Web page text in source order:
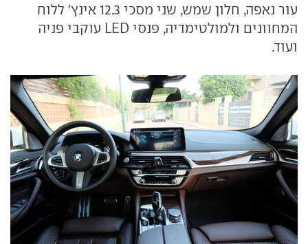
עור נאפה, חלון שמש, שני מסכי 12.3 אינץ' ללוח
המחוונים ולמולטימדיה, פנסי LED עוקבי פניה
ועוד.